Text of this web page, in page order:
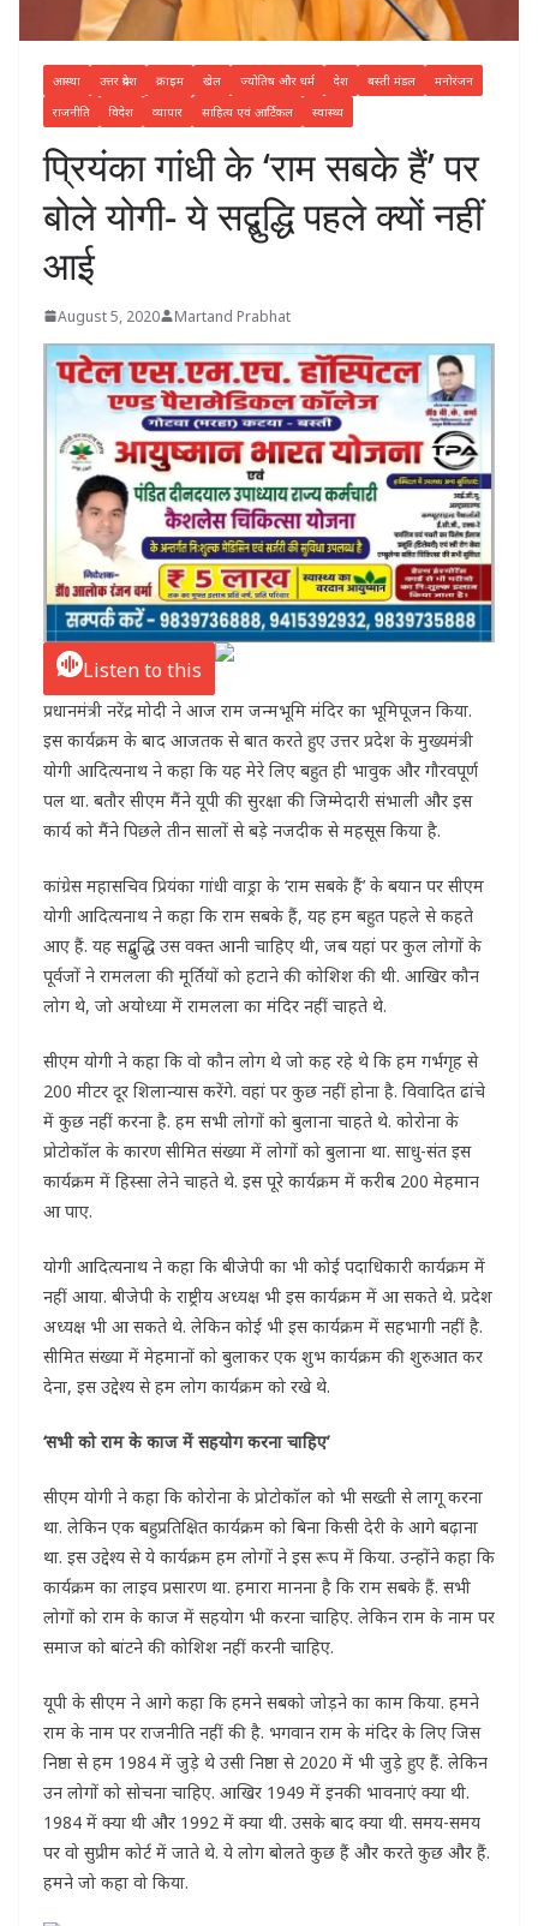
आस्था उत्तर प्रदेश क्राइम खेल ज्योतिष और धर्म देश बस्ती मंडल
मनोरंजन
राजनीति
विदेश व्यापार साहित्य एवं आर्टिकल स्वास्थ्य
प्रियंका गांधी के ‘राम सबके हैं’ पर
बोले योगी- ये सद्बुद्धि पहले क्यों नहीं
आई
August 5, 2020 Martand Prabhat
Listen to this
प्रधानमंत्री नरेंद्र मोदी ने आज राम जन्मभूमि मंदिर का भूमिपूजन किया.
इस कार्यक्रम के बाद आजतक से बात करते हुए उत्तर प्रदेश के मुख्यमंत्री
योगी आदित्यनाथ ने कहा कि यह मेरे लिए बहुत ही भावुक और गौरवपूर्ण
पल था. बतौर सीएम मैंने यूपी की सुरक्षा की जिम्मेदारी संभाली और इस
कार्य को मैंने पिछले तीन सालों से बड़े नजदीक से महसूस किया है.
कांग्रेस महासचिव प्रियंका गांधी वाड्रा के ‘राम सबके हैं’ के बयान पर सीएम
योगी आदित्यनाथ ने कहा कि राम सबके हैं, यह हम बहुत पहले से कहते
आए हैं. यह सद्बुद्धि उस वक्त आनी चाहिए थी, जब यहां पर कुल लोगों के
पूर्वजों ने रामलला की मूर्तियों को हटाने की कोशिश की थी. आखिर कौन
लोग थे, जो अयोध्या में रामलला का मंदिर नहीं चाहते थे.
सीएम योगी ने कहा कि वो कौन लोग थे जो कह रहे थे कि हम गर्भगृह से
200 मीटर दूर शिलान्यास करेंगे. वहां पर कुछ नहीं होना है. विवादित ढांचे
में कुछ नहीं करना है. हम सभी लोगों को बुलाना चाहते थे. कोरोना के
प्रोटोकॉल के कारण सीमित संख्या में लोगों को बुलाना था. साधु-संत इस
कार्यक्रम में हिस्सा लेने चाहते थे. इस पूरे कार्यक्रम में करीब 200 मेहमान
आ पाए.
योगी आदित्यनाथ ने कहा कि बीजेपी का भी कोई पदाधिकारी कार्यक्रम में
नहीं आया. बीजेपी के राष्ट्रीय अध्यक्ष भी इस कार्यक्रम में आ सकते थे. प्रदेश
अध्यक्ष भी आ सकते थे. लेकिन कोई भी इस कार्यक्रम में सहभागी नहीं है.
सीमित संख्या में मेहमानों को बुलाकर एक शुभ कार्यक्रम की शुरुआत कर
देना, इस उद्देश्य से हम लोग कार्यक्रम को रखे थे.
‘सभी को राम के काज में सहयोग करना चाहिए’
सीएम योगी ने कहा कि कोरोना के प्रोटोकॉल को भी सख्ती से लागू करना
था. लेकिन एक बहुप्रतिक्षित कार्यक्रम को बिना किसी देरी के आगे बढ़ाना
था. इस उद्देश्य से ये कार्यक्रम हम लोगों ने इस रूप में किया. उन्होंने कहा कि
कार्यक्रम का लाइव प्रसारण था. हमारा मानना है कि राम सबके हैं. सभी
लोगों को राम के काज में सहयोग भी करना चाहिए. लेकिन राम के नाम पर
समाज को बांटने की कोशिश नहीं करनी चाहिए.
यूपी के सीएम ने आगे कहा कि हमने सबको जोड़ने का काम किया. हमने
राम के नाम पर राजनीति नहीं की है. भगवान राम के मंदिर के लिए जिस
निष्ठा से हम 1984 में जुड़े थे उसी निष्ठा से 2020 में भी जुड़े हुए हैं. लेकिन
उन लोगों को सोचना चाहिए. आखिर 1949 में इनकी भावनाएं क्या थी.
1984 में क्या थी और 1992 में क्या थी. उसके बाद क्या थी. समय-समय
पर वो सुप्रीम कोर्ट में जाते थे. ये लोग बोलते कुछ हैं और करते कुछ और हैं.
हमने जो कहा वो किया.